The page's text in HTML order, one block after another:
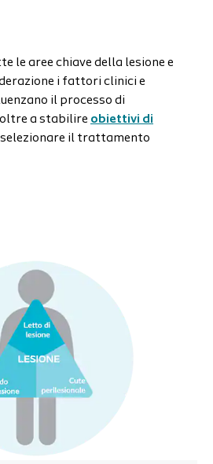
le aree chiave della lesione e
i fattori clinici e
il processo di
a stabilire obiettivi di
selezionare il trattamento